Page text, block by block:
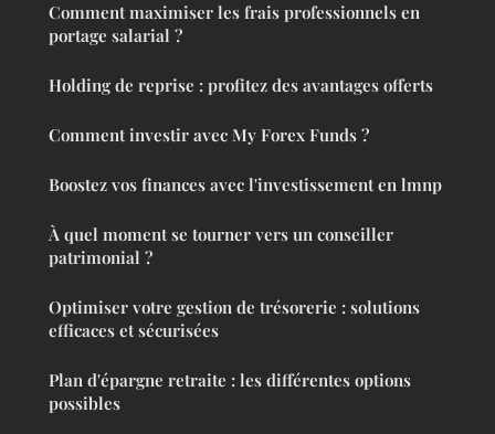
Comment maximiser les frais professionnels en
portage salarial ?
Holding de reprise : profitez des avantages offerts
Comment investir avec My Forex Funds ?
Boostez vos finances avec l'investissement en lmnp
À quel moment se tourner vers un conseiller
patrimonial ?
Optimiser votre gestion de trésorerie : solutions
efficaces et sécurisées
Plan d'épargne retraite : les différentes options
possibles